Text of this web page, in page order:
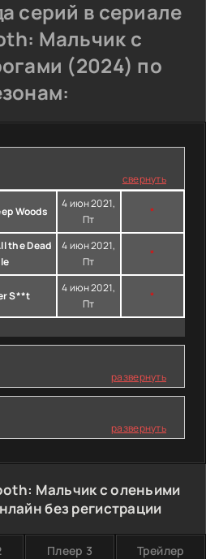
серий в сериале
Мальчик с
(2024) по
свернуть
Woods
4 июн 2021,
Пт
*
the Dead
4 июн 2021,
Пт
*
S**t
4 июн 2021,
Пт
*
развернуть
развернуть
Мальчик с оленьими
без регистрации
Плеер 3 Трейлер